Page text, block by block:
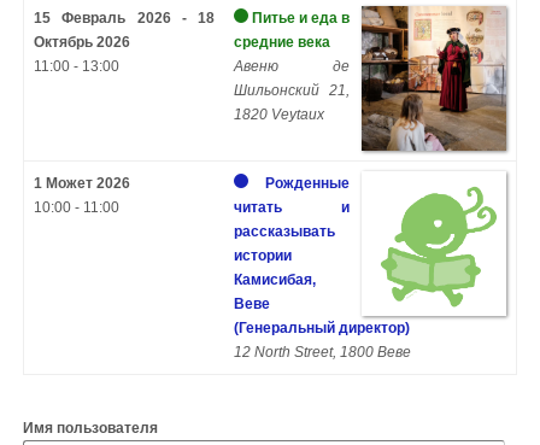
15 Февраль 2026 - 18
Октябрь 2026
11:00 - 13:00
Питье и еда в
средние века
Авеню де
Шильонский 21,
1820 Veytaux
1 Может 2026
10:00 - 11:00
Рожденные
читать и
рассказывать
истории
Камисибая,
Веве
(Генеральный директор)
12 North Street, 1800 Веве
Имя пользователя